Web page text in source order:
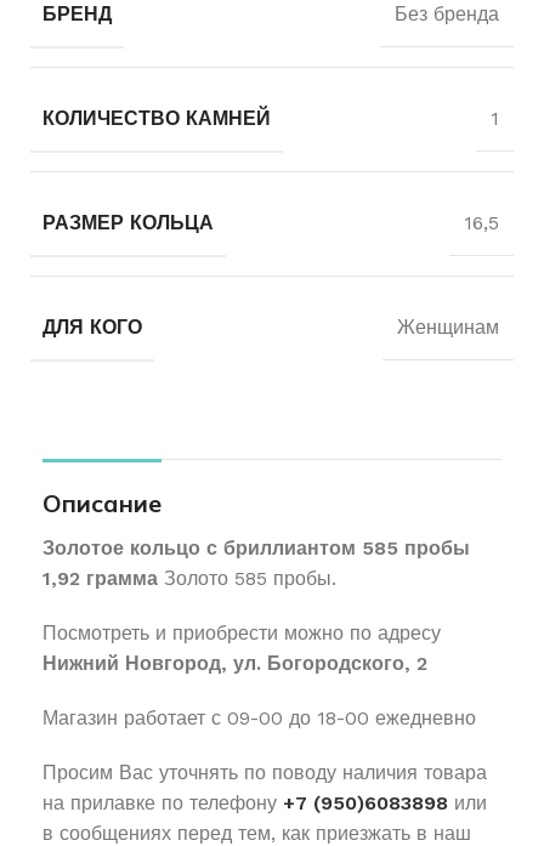
БРЕНД Без бренда
КОЛИЧЕСТВО КАМНЕЙ 1
РАЗМЕР КОЛЬЦА 16,5
ДЛЯ КОГО Женщинам
Описание
Золотое кольцо с бриллиантом 585 пробы
1,92 грамма Золото 585 пробы.
Посмотреть и приобрести можно по адресу
Нижний Новгород, ул. Богородского, 2
Магазин работает с 09-00 до 18-00 ежедневно
Просим Вас уточнять по поводу наличия товара
на прилавке по телефону +7 (950)6083898 или
в сообщениях перед тем, как приезжать в наш